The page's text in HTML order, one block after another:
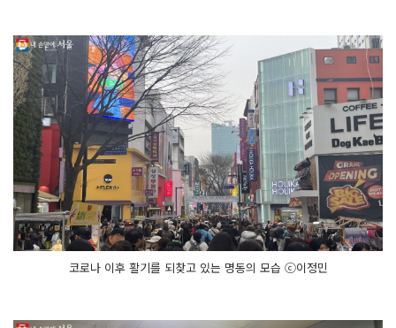
코로나 이후 활기를 되찾고 있는 명동의 모습 ⓒ이정민